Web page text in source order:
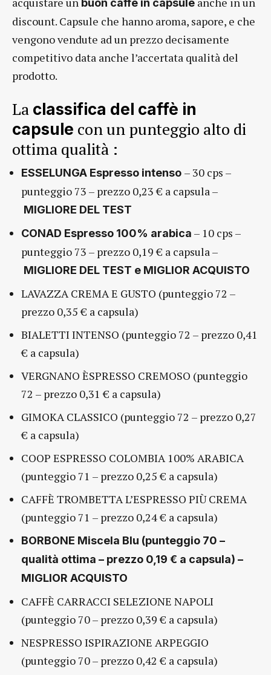
discount. Capsule che hanno aroma, sapore, e che
vengono vendute ad un prezzo decisamente
competitivo data anche l’accertata qualità del
prodotto.
La classifica del caffè in
capsule con un punteggio alto di
ottima qualità :
ESSELUNGA Espresso intenso – 30 cps –
punteggio 73 – prezzo 0,23 € a capsula –
MIGLIORE DEL TEST
CONAD Espresso 100% arabica – 10 cps –
punteggio 73 – prezzo 0,19 € a capsula –
MIGLIORE DEL TEST e MIGLIOR ACQUISTO
LAVAZZA CREMA E GUSTO (punteggio 72 –
prezzo 0,35 € a capsula)
BIALETTI INTENSO (punteggio 72 – prezzo 0,41
€ a capsula)
VERGNANO ÈSPRESSO CREMOSO (punteggio
72 – prezzo 0,31 € a capsula)
GIMOKA CLASSICO (punteggio 72 – prezzo 0,27
€ a capsula)
COOP ESPRESSO COLOMBIA 100% ARABICA
(punteggio 71 – prezzo 0,25 € a capsula)
CAFFÈ TROMBETTA L’ESPRESSO PIÙ CREMA
(punteggio 71 – prezzo 0,24 € a capsula)
BORBONE Miscela Blu (punteggio 70 –
qualità ottima – prezzo 0,19 € a capsula) –
MIGLIOR ACQUISTO
CAFFÈ CARRACCI SELEZIONE NAPOLI
(punteggio 70 – prezzo 0,39 € a capsula)
NESPRESSO ISPIRAZIONE ARPEGGIO
(punteggio 70 – prezzo 0,42 € a capsula)